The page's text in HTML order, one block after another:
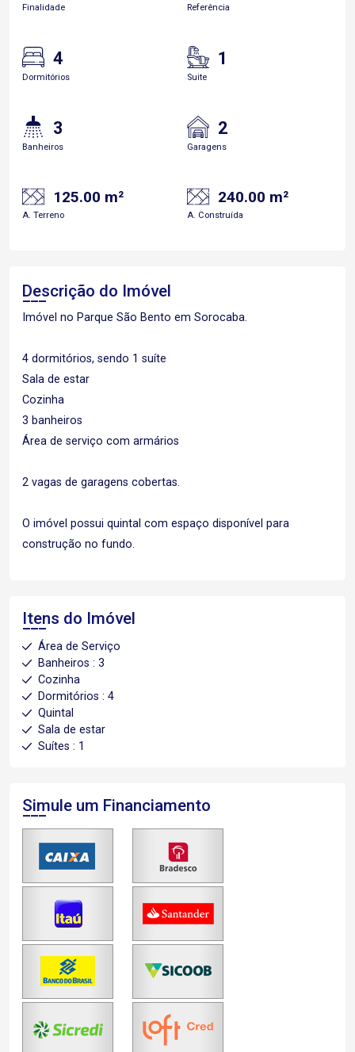
Finalidade Referência
4
Dormitórios
1
Suite
3
Banheiros
2
Garagens
125.00 m²
A. Terreno
240.00 m²
A. Construída
Descrição do Imóvel
Imóvel no Parque São Bento em Sorocaba.
4 dormitórios, sendo 1 suíte
Sala de estar
Cozinha
3 banheiros
Área de serviço com armários
2 vagas de garagens cobertas.
O imóvel possui quintal com espaço disponível para
construção no fundo.
Itens do Imóvel
Área de Serviço
Banheiros : 3
Cozinha
Dormitórios : 4
Quintal
Sala de estar
Suítes : 1
Simule um Financiamento